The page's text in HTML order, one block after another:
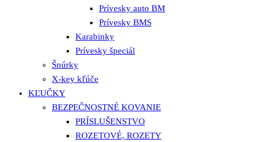
Prívesky auto BM
Prívesky BMS
Karabinky
Prívesky špeciál
Šnúrky
X-key kľúče
KĽUČKY
BEZPEČNOSTNÉ KOVANIE
PRÍSLUŠENSTVO
ROZETOVÉ, ROZETY